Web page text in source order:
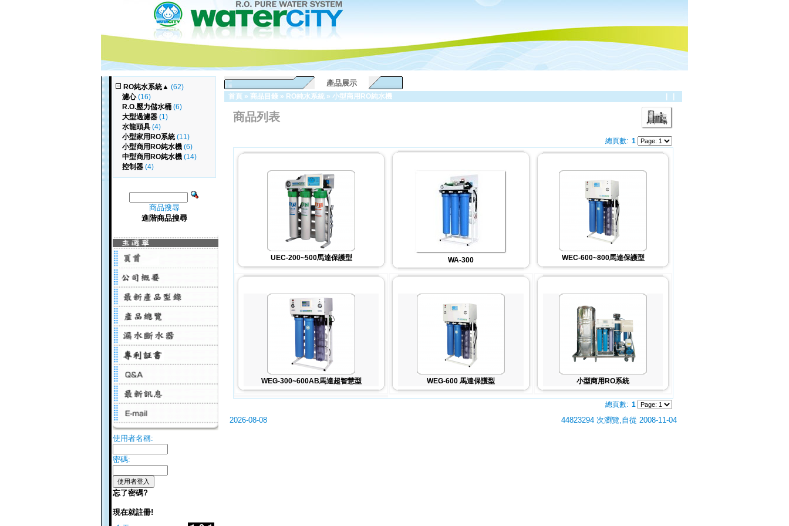
RO純水系統▲ (62)
濾心(16)
R.O.壓力儲水桶 (6)
大型過濾器 (1)
水龍頭具 (4)
小型家用RO系統(11)
小型商用RO純水機 (6)
中型商用RO純水機 (14)
控制器 (4)
商品搜尋
進階商品搜尋
使用者名稱:
密碼:
忘了密碼?
現在就註冊!
產品展示
首頁 » 商品目錄 » RO純水系統 » 小型商用RO純水機
商品列表
總頁數: 1
UEC-200~500馬達保護型 WA-300 WEC-600~800馬達保護型
WEG-300~600AB馬達超智慧型 WEG-600 馬達保護型 小型商用RO系統
總頁數: 1
2026-08-08 44823294 次瀏覽,自從 2008-11-04